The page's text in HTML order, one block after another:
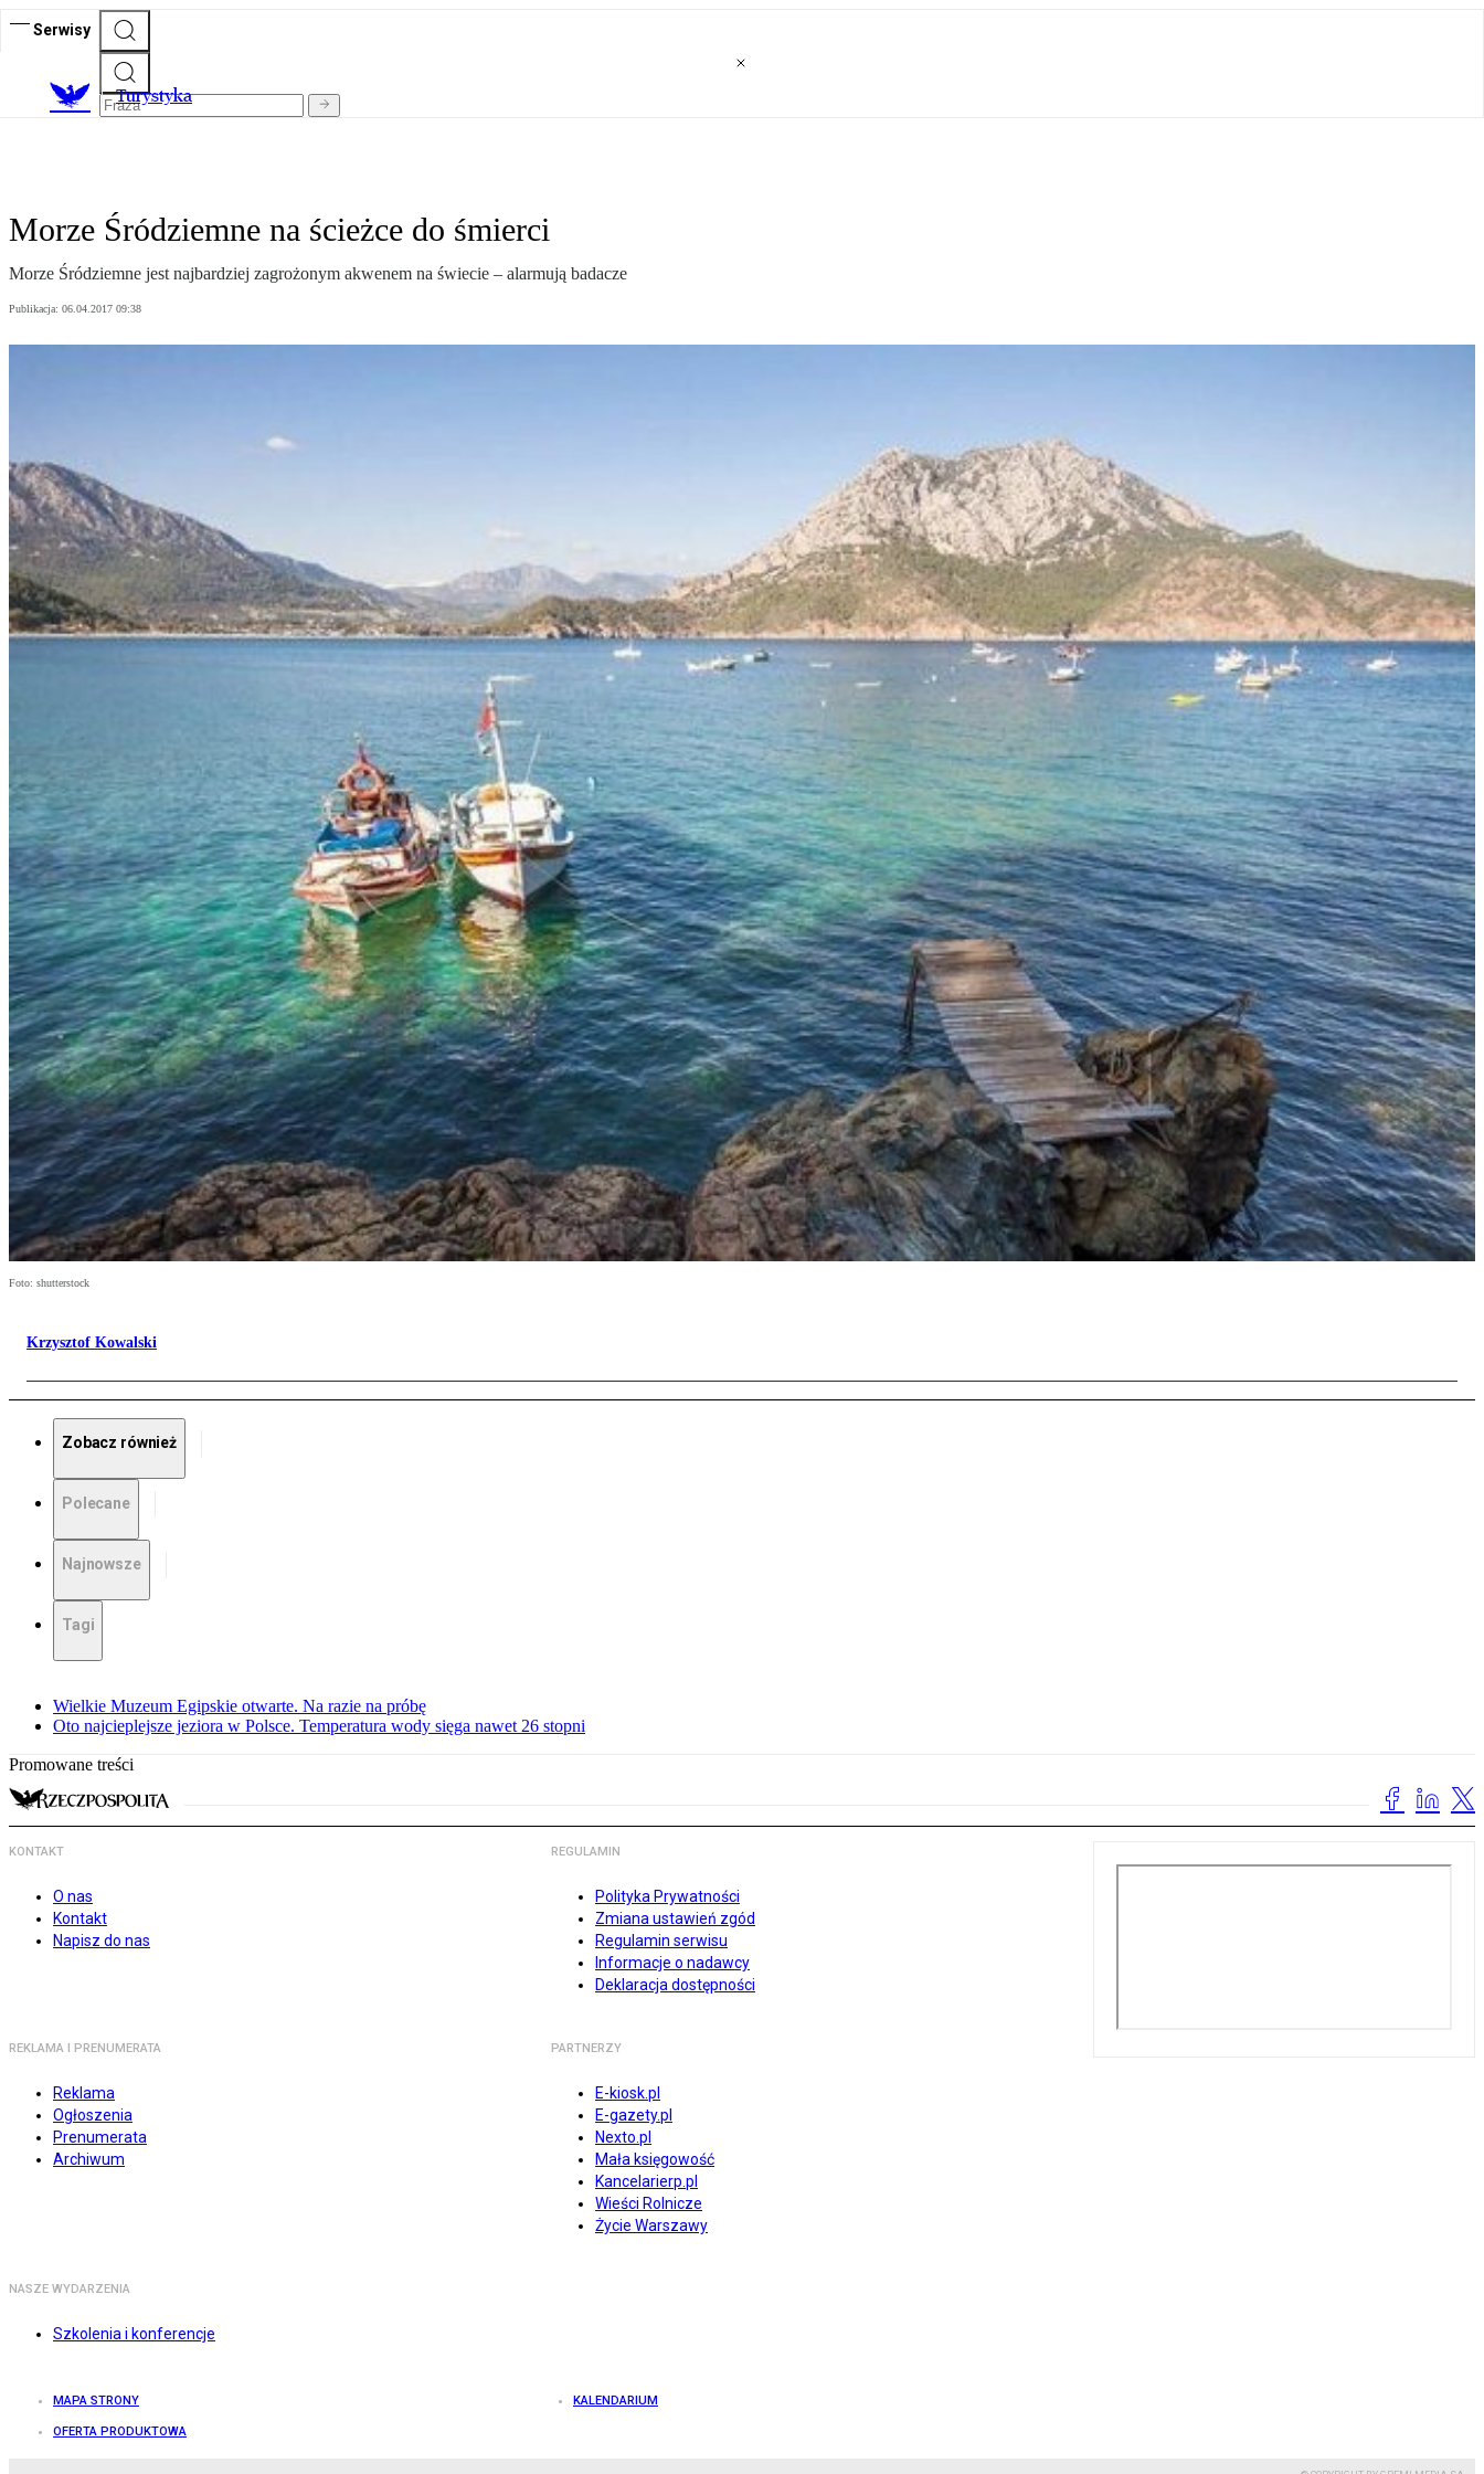
Serwisy
Turystyka
Morze Śródziemne na ścieżce do śmierci
Morze Śródziemne jest najbardziej zagrożonym akwenem na świecie – alarmują badacze
Publikacja: 06.04.2017 09:38
Foto: shutterstock
Krzysztof Kowalski
Zobacz również
Polecane
Najnowsze
Tagi
Wielkie Muzeum Egipskie otwarte. Na razie na próbę
Oto najcieplejsze jeziora w Polsce. Temperatura wody sięga nawet 26 stopni
Promowane treści
KONTAKT
O nas
Kontakt
Napisz do nas
REGULAMIN
Polityka Prywatności
Zmiana ustawień zgód
Regulamin serwisu
Informacje o nadawcy
Deklaracja dostępności
REKLAMA I PRENUMERATA
Reklama
Ogłoszenia
Prenumerata
Archiwum
PARTNERZY
E-kiosk.pl
E-gazety.pl
Nexto.pl
Mała księgowość
Kancelarierp.pl
Wieści Rolnicze
Życie Warszawy
NASZE WYDARZENIA
Szkolenia i konferencje
MAPA STRONY KALENDARIUM
OFERTA PRODUKTOWA